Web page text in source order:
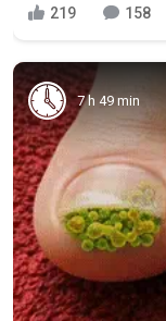
219 158
7 h 49 min